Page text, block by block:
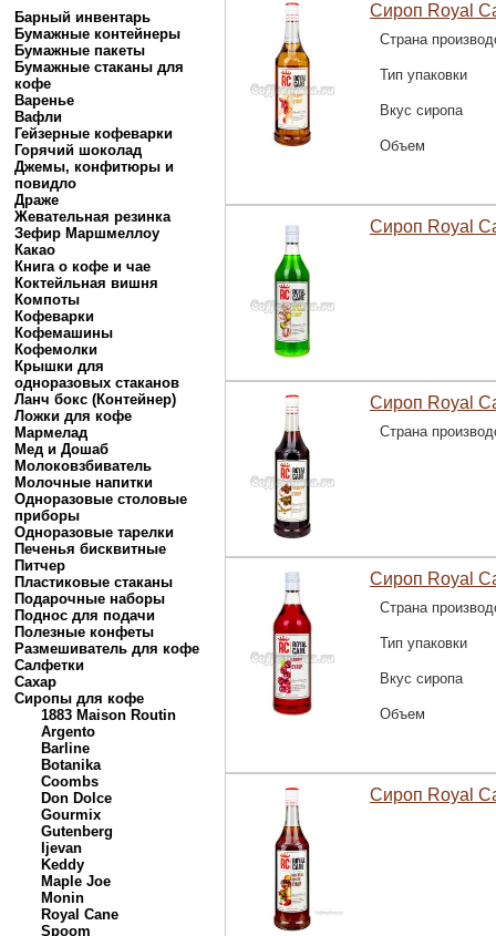
Барный инвентарь
Бумажные контейнеры
Бумажные пакеты
Бумажные стаканы для
кофе
Варенье
Вафли
Гейзерные кофеварки
Горячий шоколад
Джемы, конфитюры и
повидло
Драже
Жевательная резинка
Зефир Маршмеллоу
Какао
Книга о кофе и чае
Коктейльная вишня
Компоты
Кофеварки
Кофемашины
Кофемолки
Крышки для
одноразовых стаканов
Ланч бокс (Контейнер)
Ложки для кофе
Мармелад
Мед и Дошаб
Молоковзбиватель
Молочные напитки
Одноразовые столовые
приборы
Одноразовые тарелки
Печенья бисквитные
Питчер
Пластиковые стаканы
Подарочные наборы
Поднос для подачи
Полезные конфеты
Размешиватель для кофе
Салфетки
Сахар
Сиропы для кофе
1883 Maison Routin
Argento
Barline
Botanika
Coombs
Don Dolce
Gourmix
Gutenberg
Ijevan
Keddy
Maple Joe
Monin
Royal Cane
Spoom
Сироп Royal
Страна
Тип упаковки
Вкус сиропа
Объем
Сироп Royal
Сироп Royal
Страна
Сироп Royal
Страна
Тип упаковки
Вкус сиропа
Объем
Сироп Royal